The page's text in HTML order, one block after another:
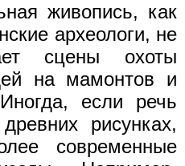
живопись, как
археологи, не
сцены охоты
на мамонтов и
если речь
рисунках,
современные